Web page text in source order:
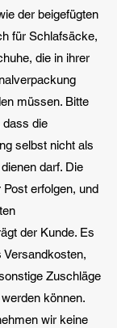
der beigefügten
für Schlafsäcke,
die in ihrer
müssen. Bitte
dass die
selbst nicht als
darf. Die
erfolgen, und
der Kunde. Es
Zuschläge
können.
wir keine